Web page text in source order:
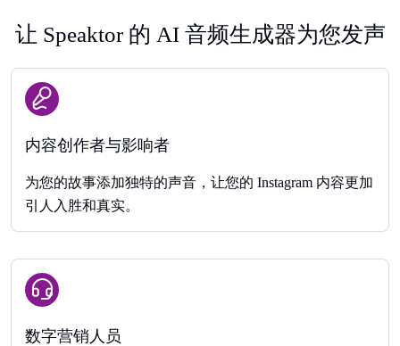
让 Speaktor 的 AI 音频生成器为您发声
内容创作者与影响者
为您的故事添加独特的声音，让您的 Instagram 内容更加
引人入胜和真实。
数字营销人员